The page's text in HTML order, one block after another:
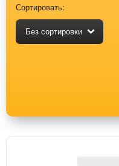
Сортировать:
Без сортировки